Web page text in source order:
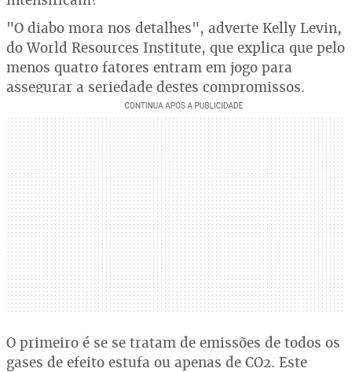
"O diabo mora nos detalhes", adverte Kelly Levin,
do World Resources Institute, que explica que pelo
menos quatro fatores entram em jogo para
assegurar a seriedade destes compromissos.
O primeiro é se se tratam de emissões de todos os
gases de efeito estufa ou apenas de CO2. Este